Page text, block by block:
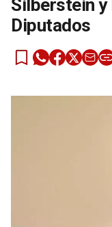
Silberstein y
Diputados